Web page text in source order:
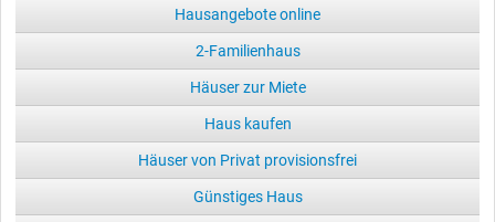
Hausangebote online
2-Familienhaus
Häuser zur Miete
Haus kaufen
Häuser von Privat provisionsfrei
Günstiges Haus